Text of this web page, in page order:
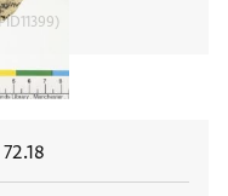
11399